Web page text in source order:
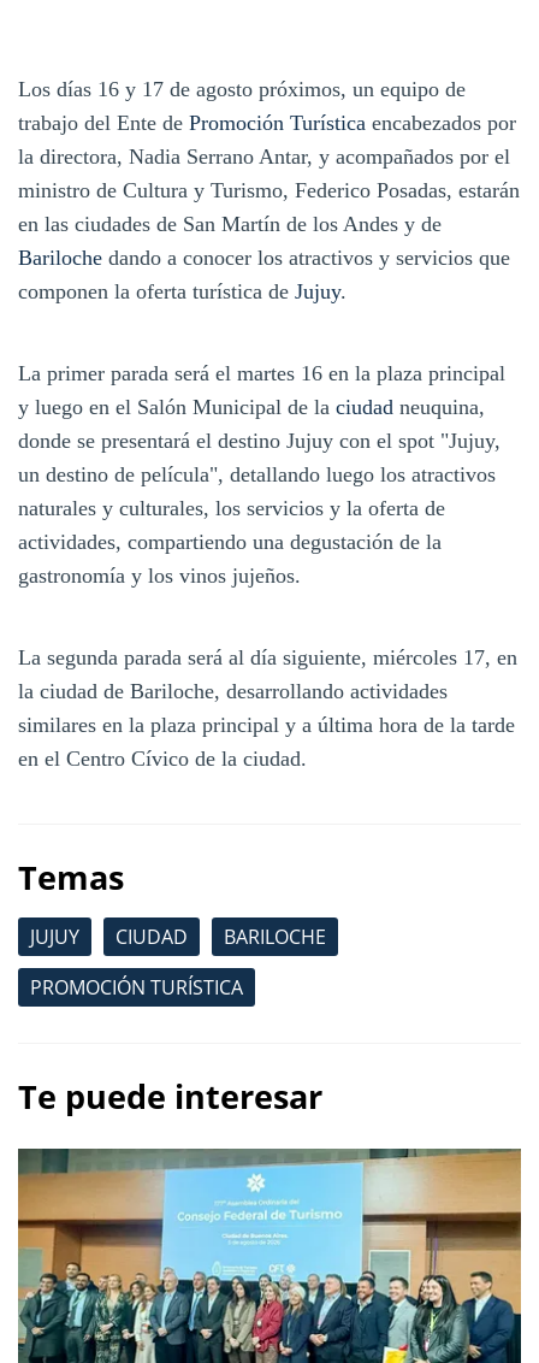
Los días 16 y 17 de agosto próximos, un equipo de
trabajo del Ente de Promoción Turística encabezados por
la directora, Nadia Serrano Antar, y acompañados por el
ministro de Cultura y Turismo, Federico Posadas, estarán
en las ciudades de San Martín de los Andes y de
Bariloche dando a conocer los atractivos y servicios que
componen la oferta turística de Jujuy.
La primer parada será el martes 16 en la plaza principal
y luego en el Salón Municipal de la ciudad neuquina,
donde se presentará el destino Jujuy con el spot "Jujuy,
un destino de película", detallando luego los atractivos
naturales y culturales, los servicios y la oferta de
actividades, compartiendo una degustación de la
gastronomía y los vinos jujeños.
La segunda parada será al día siguiente, miércoles 17, en
la ciudad de Bariloche, desarrollando actividades
similares en la plaza principal y a última hora de la tarde
en el Centro Cívico de la ciudad.
Temas
JUJUY CIUDAD
BARILOCHE
PROMOCIÓN TURÍSTICA
Te puede interesar